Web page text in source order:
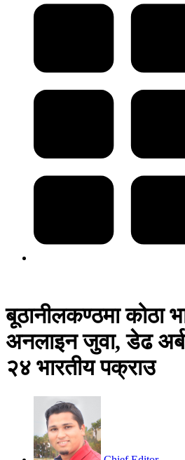
बूठानीलकण्ठमा कोठा
अनलाइन जुवा, डेढ
२४ भारतीय पक्राउ